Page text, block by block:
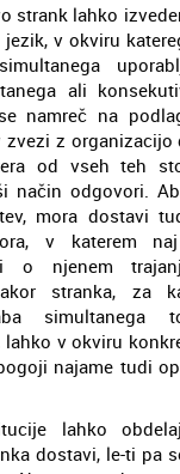
strank lahko
v okviru
ali
namreč na
zvezi z organizacijo
od vseh teh
način odgovori.
mora dostavi
v katerem
o njenem
stranka, za
simultanega
lahko v okviru
najame tudi
lahko
dostavi, le-ti pa